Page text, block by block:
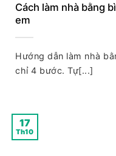
Cách làm nhà bằng
em
Hướng dẫn làm nhà
chỉ 4 bước. Tự[...]
17
Th10